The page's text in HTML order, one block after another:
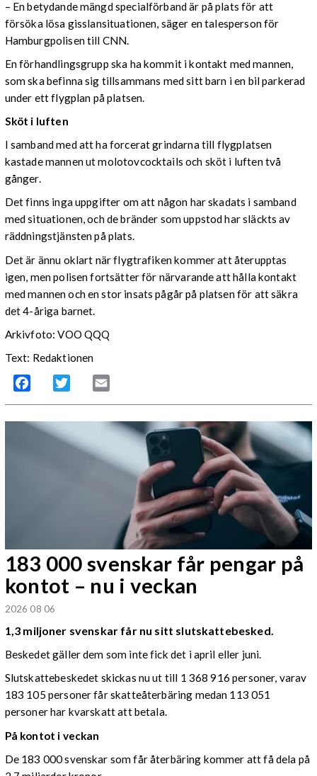
– En betydande mängd specialförband är på plats för att
försöka lösa gisslansituationen, säger en talesperson för
Hamburgpolisen till CNN.
En förhandlingsgrupp ska ha kommit i kontakt med mannen,
som ska befinna sig tillsammans med sitt barn i en bil parkerad
under ett flygplan på platsen.
Sköt i luften
I samband med att ha forcerat grindarna till flygplatsen
kastade mannen ut molotovcocktails och sköt i luften två
gånger.
Det finns inga uppgifter om att någon har skadats i samband
med situationen, och de bränder som uppstod har släckts av
räddningstjänsten på plats.
Det är ännu oklart när flygtrafiken kommer att återupptas
igen, men polisen fortsätter för närvarande att hålla kontakt
med mannen och en stor insats pågår på platsen för att säkra
det 4-åriga barnet.
Arkivfoto: VOO QQQ
Text: Redaktionen
Facebook Twitter
183 000 svenskar får pengar på
kontot – nu i veckan
2026 08 06
1,3 miljoner svenskar får nu sitt slutskattebesked.
Beskedet gäller dem som inte fick det i april eller juni.
Slutskattebeskedet skickas nu ut till 1 368 916 personer, varav
183 105 personer får skatteåterbäring medan 113 051
personer har kvarskatt att betala.
På kontot i veckan
De 183 000 svenskar som får återbäring kommer att få dela på